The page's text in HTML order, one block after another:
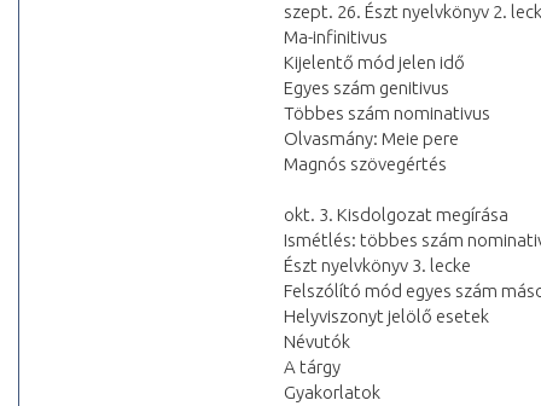
szept. 26. Észt nyelvkönyv 2.
Ma-infinitivus
Kijelentő mód jelen idő
Egyes szám genitivus
Többes szám nominativus
Olvasmány: Meie pere
Magnós szövegértés
okt. 3. Kisdolgozat megírása
Ismétlés: többes szám
Észt nyelvkönyv 3. lecke
Felszólító mód egyes szám
Helyviszonyt jelölő esetek
Névutók
A tárgy
Gyakorlatok